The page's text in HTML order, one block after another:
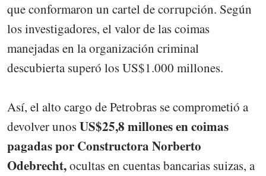
que conformaron un cartel de corrupción. Según
los investigadores, el valor de las coimas
manejadas en la organización criminal
descubierta superó los US$1.000 millones.
Así, el alto cargo de Petrobras se comprometió a
devolver unosUS$25,8 millones en coimas
pagadas por Constructora Norberto
Odebrecht,ocultas en cuentas bancarias suizas, a